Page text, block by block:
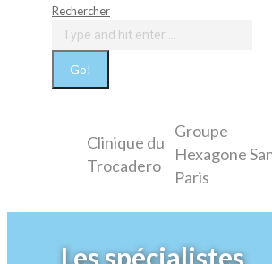
Rechercher
Clinique du
Trocadero
Groupe
Hexagone
Paris
Les spécialistes